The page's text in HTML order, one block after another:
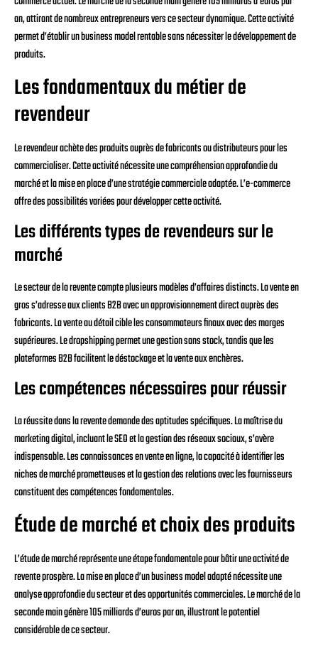
an, attirant de nombreux entrepreneurs vers ce secteur dynamique. Cette activité
permet d’établir un business model rentable sans nécessiter le développement de
produits.
Les fondamentaux du métier de
revendeur
Le revendeur achète des produits auprès de fabricants ou distributeurs pour les
commercialiser. Cette activité nécessite une compréhension approfondie du
marché et la mise en place d’une stratégie commerciale adaptée. L’e-commerce
offre des possibilités variées pour développer cette activité.
Les différents types de revendeurs sur le
marché
Le secteur de la revente compte plusieurs modèles d’affaires distincts. La vente en
gros s’adresse aux clients B2B avec un approvisionnement direct auprès des
fabricants. La vente au détail cible les consommateurs finaux avec des marges
supérieures. Le dropshipping permet une gestion sans stock, tandis que les
plateformes B2B facilitent le déstockage et la vente aux enchères.
Les compétences nécessaires pour réussir
La réussite dans la revente demande des aptitudes spécifiques. La maîtrise du
marketing digital, incluant le SEO et la gestion des réseaux sociaux, s’avère
indispensable. Les connaissances en vente en ligne, la capacité à identifier les
niches de marché prometteuses et la gestion des relations avec les fournisseurs
constituent des compétences fondamentales.
Étude de marché et choix des produits
L’étude de marché représente une étape fondamentale pour bâtir une activité de
revente prospère. La mise en place d’un business model adapté nécessite une
analyse approfondie du secteur et des opportunités commerciales. Le marché de la
seconde main génère 105 milliards d’euros par an, illustrant le potentiel
considérable de ce secteur.